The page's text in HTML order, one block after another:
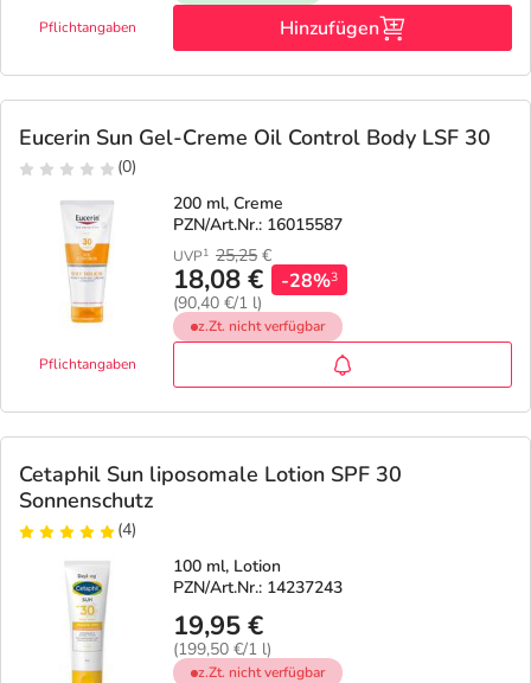
Pflichtangaben Hinzufügen
Eucerin Sun Gel-Creme Oil Control Body LSF 30
(0)
Pflichtangaben
200 ml, Creme
PZN/Art.Nr.: 16015587
UVP1 25,25 €
18,08 €
(90,40 €/1 l)
-28%3
z.Zt. nicht verfügbar
Cetaphil Sun liposomale Lotion SPF 30
Sonnenschutz
(4)
100 ml, Lotion
PZN/Art.Nr.: 14237243
19,95 €
(199,50 €/1 l)
z.Zt. nicht verfügbar